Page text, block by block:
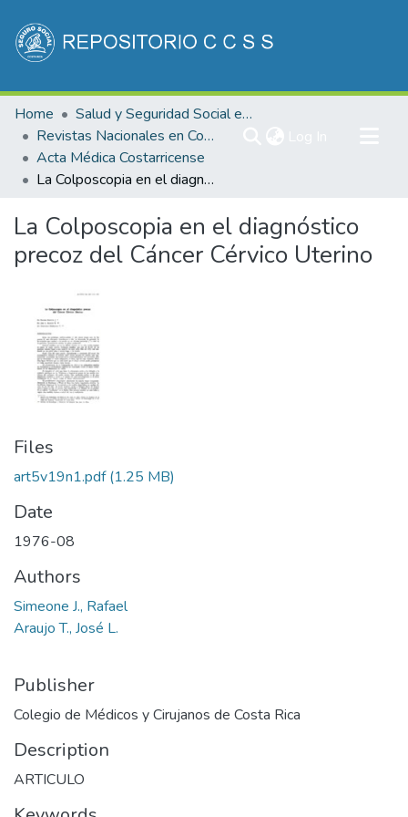
Communities & Collections
All of DSpace
Statistics
Home
Salud y Seguridad Social en Costa Rica
Revistas Nacionales en Costa Rica
Acta Médica Costarricense
La Colposcopia en el diagnóstico precoz del Cáncer Cérvico Uterino
La Colposcopia en el diagnóstico
precoz del Cáncer Cérvico Uterino
Files
art5v19n1.pdf(1.25 MB)
Date
1976-08
Authors
Simeone J., Rafael
Araujo T., José L.
Publisher
Colegio de Médicos y Cirujanos de Costa Rica
Description
ARTICULO